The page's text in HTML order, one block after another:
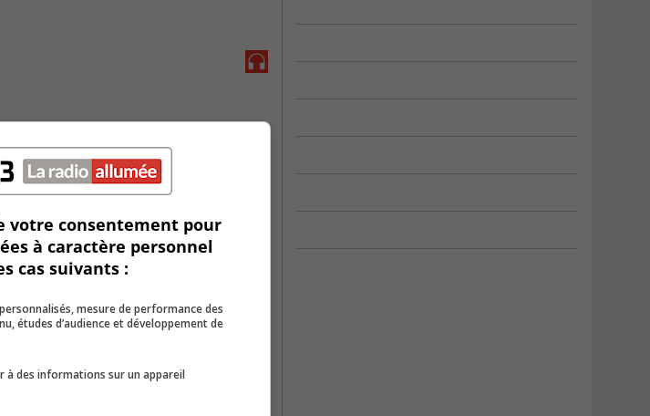
votre consentement pour
à caractère personnel
cas suivants :
mesure de performance des
études d’audience et développement de
à des informations sur un appareil